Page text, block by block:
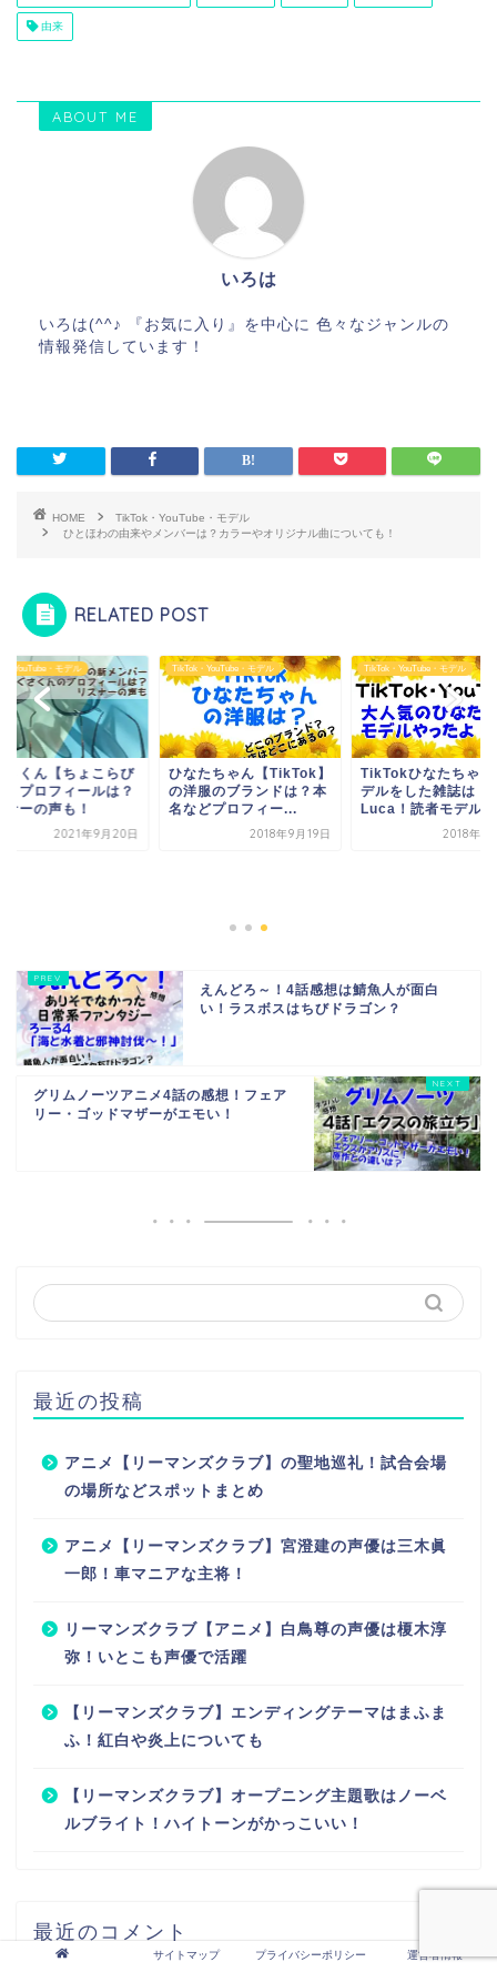
由来
ABOUT ME
いろは
いろは(^^♪ 『お気に入り』を中心に 色々なジャンルの
情報発信しています！
HOME
TikTok・YouTube・モデル
ひとほわの由来やメンバーは？カラーやオリジナル曲についても！
RELATED POST
・YouTube・モデル
たちゃん【TikTok】
服のブランドは？本
どプロフィー...
2018年9月19日
TikTok・YouTube・モデル
TikTokひなたちゃんがモ
デルをした雑誌は
Luca！読者モデルの...
2018年11月3日
TikTok・YouTube・モデル
ちぐさくん【ちょこ
脱退】プロフィール
リスナーの声も！
2021年9
えんどろ～！4話感想は鯖魚人が面白
い！ラスボスはちびドラゴン？
グリムノーツアニメ4話の感想！フェア
リー・ゴッドマザーがエモい！
最近の投稿
アニメ【リーマンズクラブ】の聖地巡礼！試合会場
の場所などスポットまとめ
アニメ【リーマンズクラブ】宮澄建の声優は三木眞
一郎！車マニアな主将！
リーマンズクラブ【アニメ】白鳥尊の声優は榎木淳
弥！いとこも声優で活躍
【リーマンズクラブ】エンディングテーマはまふま
ふ！紅白や炎上についても
【リーマンズクラブ】オープニング主題歌はノーベ
ルブライト！ハイトーンがかっこいい！
最近のコメント
サイトマップ プライバシーポリシー 運営者情報